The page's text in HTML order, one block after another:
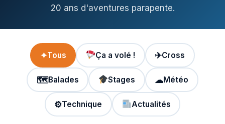
20 ans d'aventures parapente.
✦Tous Ça a volé ! ✈Cross
🗺Balades Stages ☁Météo
⚙Technique Actualités